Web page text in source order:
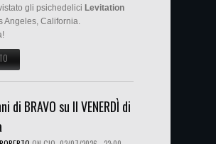
gli psichedelici Levitation
Angeles, California.
di BRAVO su Il VENERDÌ di